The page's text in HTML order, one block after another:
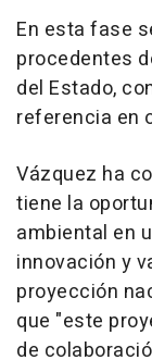
En esta fase
procedentes
del Estado,
referencia en
Vázquez ha
tiene la
ambiental en
innovación y
proyección
que "este
de